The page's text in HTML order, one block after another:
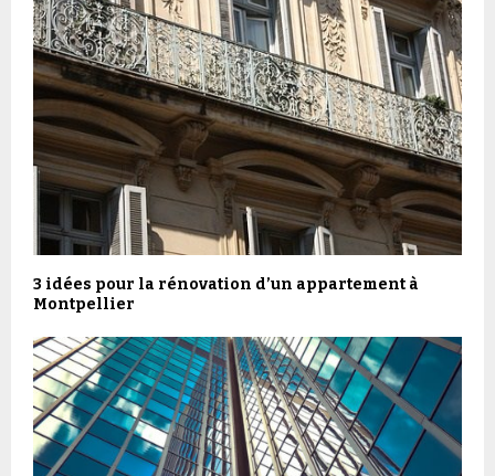
3 idées pour la rénovation d’un appartement à
Montpellier